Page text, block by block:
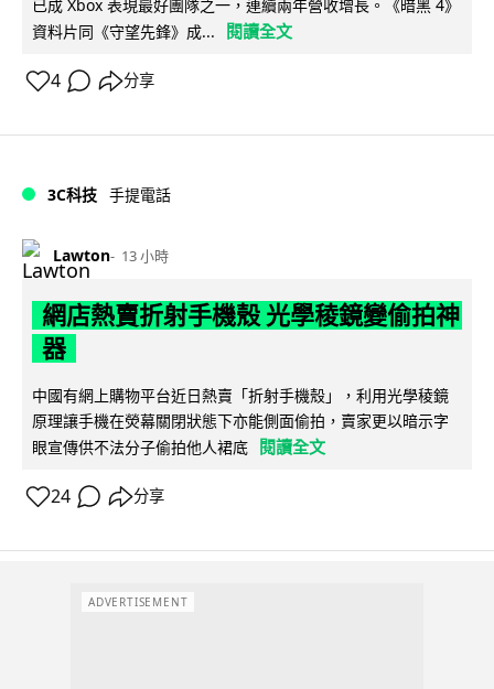
已成 Xbox 表現最好團隊之一，連續兩年營收增長。《暗黑 4》
資料片同《守望先鋒》成...
閱讀全文
4 分享
3C科技 手提電話
Lawton 13 小時
網店熱賣折射手機殼 光學稜鏡變偷拍神
器
中國有網上購物平台近日熱賣「折射手機殼」，利用光學稜鏡
原理讓手機在熒幕關閉狀態下亦能側面偷拍，賣家更以暗示字
眼宣傳供不法分子偷拍他人裙底
閱讀全文
24 分享
ADVERTISEMENT